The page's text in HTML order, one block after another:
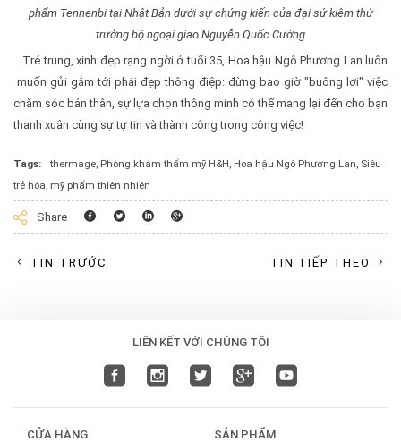
phẩm Tennenbi tại Nhật Bản dưới sự chứng kiến của đại sứ kiêm thứ
trưởng bộ ngoại giao Nguyễn Quốc Cường
Trẻ trung, xinh đẹp rạng ngời ở tuổi 35, Hoa hậu Ngô Phương Lan luôn
muốn gửi gắm tới phái đẹp thông điệp: đừng bao giờ "buông lơi" việc
chăm sóc bản thân, sự lựa chọn thông minh có thể mang lại đến cho bạn
thanh xuân cùng sự tự tin và thành công trong công việc!
Tags: thermage, Phòng khám thẩm mỹ H&H, Hoa hậu Ngô Phương Lan, Siêu
trẻ hóa mỹ phẩm thiên nhiên
Share Facebook
Twitter
Linkedin
Googleplus
TIN TRƯỚC TIN TIẾP THEO
LIÊN KẾT VỚI CHÚNG TÔI
CỬA HÀNG SẢN PHẨM